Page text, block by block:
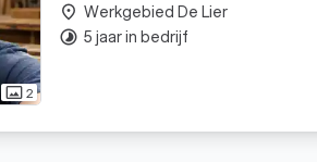
photo_size_select_actual2
place Werkgebied De Lier
timelapse 5 jaar in bedrijf